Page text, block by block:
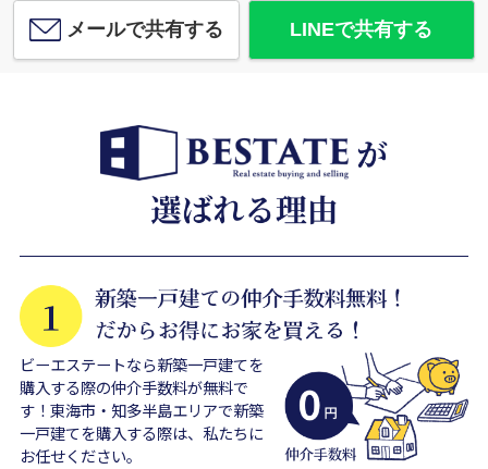
メールで共有する LINEで共有する
ビーエステートなら新築一戸建てを
購入する際の仲介手数料が無料で
す！東海市・知多半島エリアで新築
一戸建てを購入する際は、私たちに
お任せください。